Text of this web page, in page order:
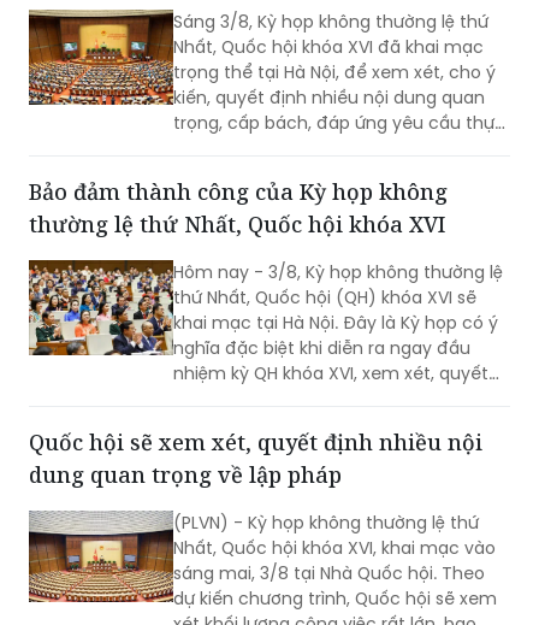
kiến, quyết định nhiều nội dung quan
trọng, cấp bách, đáp ứng yêu cầu thực
tiễn, vì sự phát triển nhanh, bền vững
của đất nước.
Bảo đảm thành công của Kỳ họp không
thường lệ thứ Nhất, Quốc hội khóa XVI
Hôm nay - 3/8, Kỳ họp không thường lệ
thứ Nhất, Quốc hội (QH) khóa XVI sẽ
khai mạc tại Hà Nội. Đây là Kỳ họp có ý
nghĩa đặc biệt khi diễn ra ngay đầu
nhiệm kỳ QH khóa XVI, xem xét, quyết
định nhiều nội dung quan trọng về
công tác lập pháp, công tác nhân sự
và các vấn đề thuộc thẩm quyền của
QH. Việc các cơ quan của QH và Chính
chuẩn bị cho thấy quyết tâm đưa các
chủ trương của Đảng nhanh chóng đi
vào cuộc sống thông qua những quyết
sách kịp thời của QH.
Quốc hội sẽ xem xét, quyết định nhiều nội
dung quan trọng về lập pháp
(PLVN) - Kỳ họp không thường lệ thứ
Nhất, Quốc hội khóa XVI, khai mạc vào
sáng mai, 3/8 tại Nhà Quốc hội. Theo
dự kiến chương trình, Quốc hội sẽ xem
xét khối lượng công việc rất lớn, bao
gồm dự kiến biểu quyết thông qua
nhiều dự án luật quan trọng...
Tàu 015 - Trần Hưng Đạo rèn luyện bản lĩnh